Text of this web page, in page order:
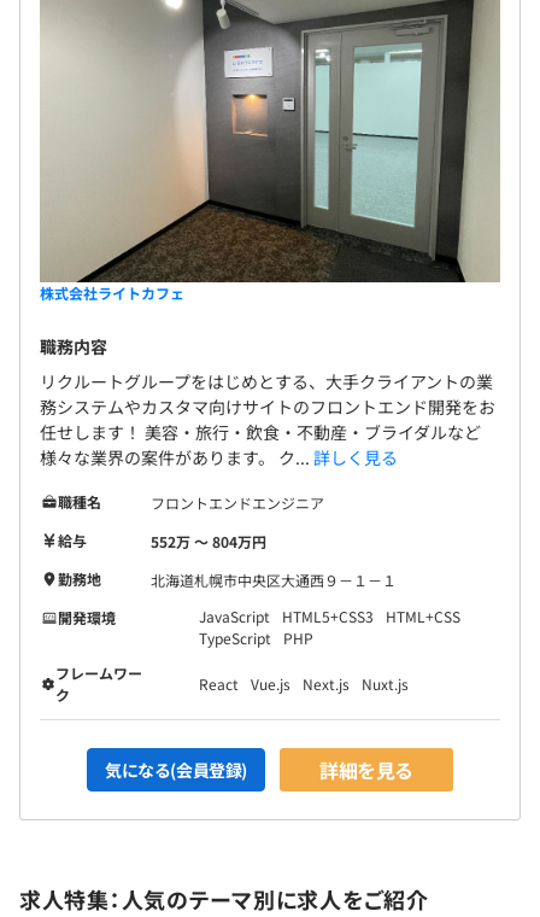
株式会社ライトカフェ
職務内容
リクルートグループをはじめとする、大手クライアントの業
務システムやカスタマ向けサイトのフロントエンド開発をお
任せします！ 美容・旅行・飲食・不動産・ブライダルなど
様々な業界の案件があります。 ク... 詳しく見る
職種名
フロントエンドエンジニア
給与
552万 〜 804万円
勤務地
北海道札幌市中央区大通西９－１－１
開発環境
JavaScript HTML5+CSS3
HTML+CSS
TypeScript
PHP
フレームワー
ク
React Vue.js Next.js Nuxt.js
気になる(会員登録) 詳細を見る
求人特集：人気のテーマ別に求人をご紹介